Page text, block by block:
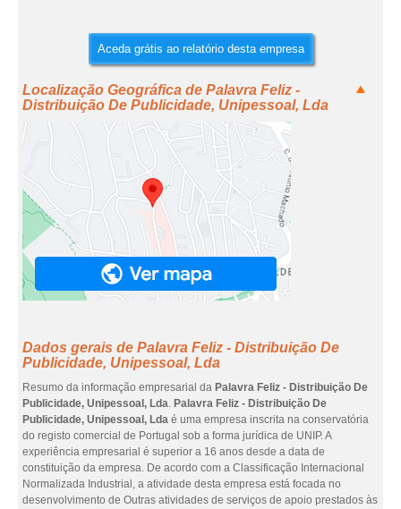
Aceda grátis ao relatório desta empresa
Localização Geográfica de Palavra Feliz -
Distribuição De Publicidade, Unipessoal, Lda
Dados gerais de Palavra Feliz - Distribuição De
Publicidade, Unipessoal, Lda
Resumo da informação empresarial da Palavra Feliz - Distribuição De
Publicidade, Unipessoal, Lda. Palavra Feliz - Distribuição De
Publicidade, Unipessoal, Lda é uma empresa inscrita na conservatória
do registo comercial de Portugal sob a forma jurídica de UNIP. A
experiência empresarial é superior a 16 anos desde a data de
constituição da empresa. De acordo com a Classificação Internacional
Normalizada Industrial, a atividade desta empresa está focada no
desenvolvimento de Outras atividades de serviços de apoio prestados às